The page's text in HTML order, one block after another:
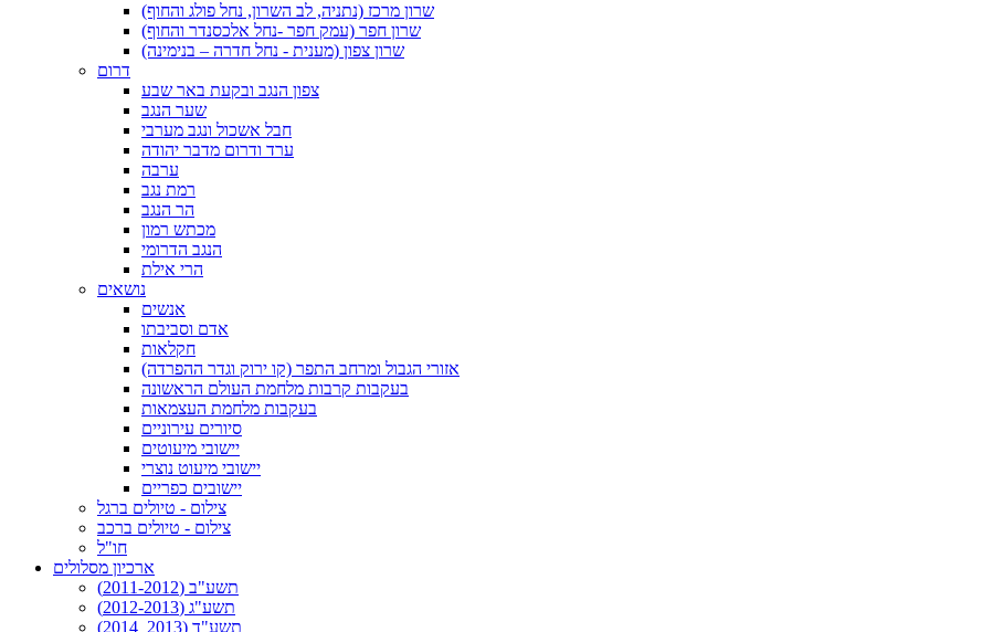
שרון מרכז (נתניה, לב השרון, נחל פולג והחוף)
שרון חפר (עמק חפר -נחל אלכסנדר והחוף)
שרון צפון (מענית - נחל חדרה – בנימינה)
דרום
צפון הנגב ובקעת באר שבע
שער הנגב
חבל אשכול ונגב מערבי
ערד ודרום מדבר יהודה
ערבה
רמת נגב
הר הנגב
מכתש רמון
הנגב הדרומי
הרי אילת
נושאים
אנשים
אדם וסביבתו
חקלאות
אזורי הגבול ומרחב התפר (קו ירוק וגדר ההפרדה)
בעקבות קרבות מלחמת העולם הראשונה
בעקבות מלחמת העצמאות
סיורים עירוניים
יישובי מיעוטים
יישובי מיעוט נוצרי
יישובים כפריים
צילום - טיולים ברגל
צילום - טיולים ברכב
חו"ל
ארכיון מסלולים
תשע"ב (2011-2012)
תשע"ג (2012-2013)
תשע"ד (2013_2014)